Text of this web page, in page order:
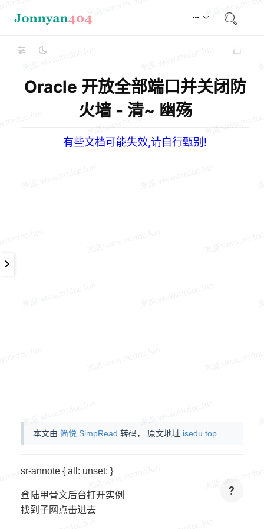
Oracle 开放全部端口并关闭防
火墙 - 清~ 幽殇
有些文档可能失效,请自行甄别!
本文由 简悦 SimpRead 转码， 原文地址 isedu.top
sr-annote { all: unset; }
登陆甲骨文后台打开实例
找到子网点击进去